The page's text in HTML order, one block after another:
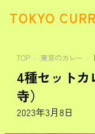
TOKYO
TOP 東京のカレー
4種セットカ
寺）
2023年3月8日